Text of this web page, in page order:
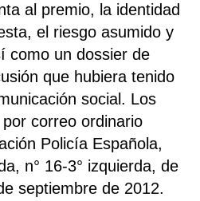
al premio, la identidad
el riesgo asumido y
como un dossier de
que hubiera tenido
social. Los
correo ordinario
Policía Española,
n° 16-3° izquierda, de
septiembre de 2012.